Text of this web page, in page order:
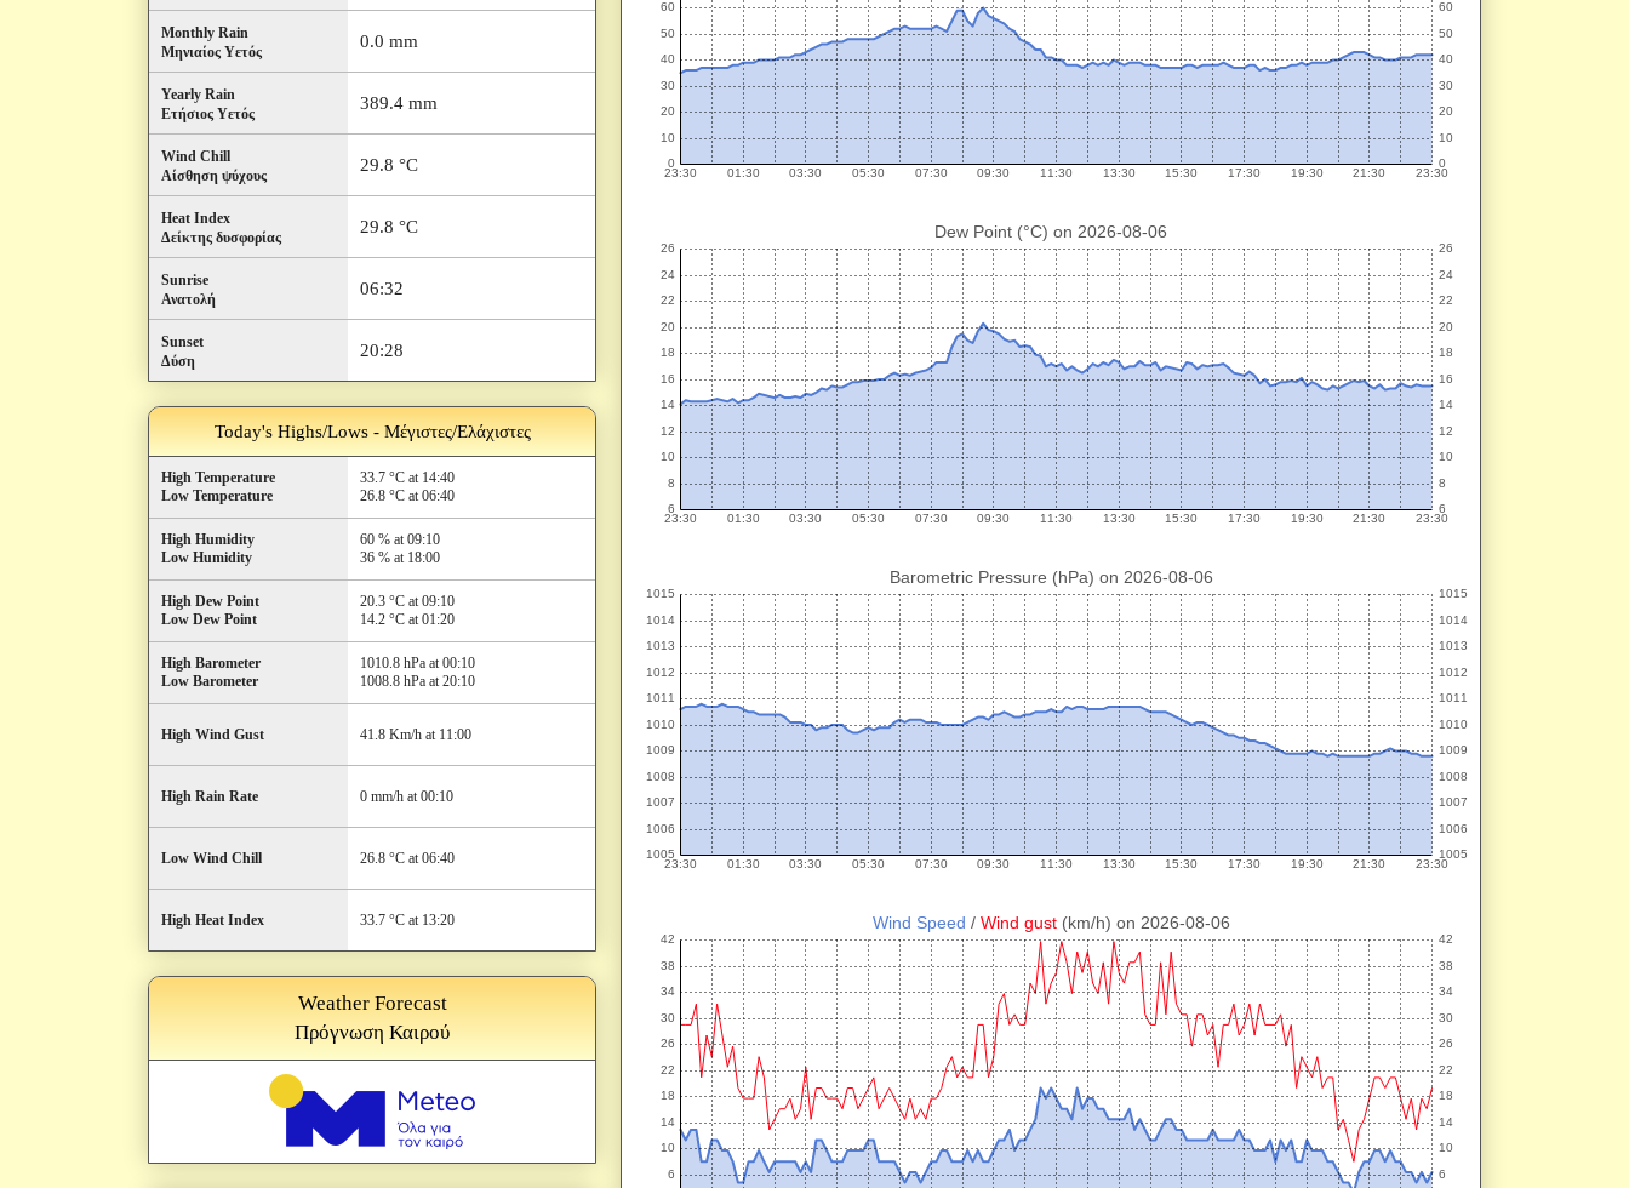
Monthly Rain
Μηνιαίος Υετός
0.0 mm
Yearly Rain
Ετήσιος Υετός
389.4 mm
Wind Chill
Αίσθηση ψύχους
29.8 °C
Heat Index
Δείκτης δυσφορίας
29.8 °C
Sunrise
Ανατολή
06:32
Sunset
Δύση
20:28
Today's Highs/Lows - Μέγιστες/Ελάχιστες
High Temperature
Low Temperature
33.7 °C at 14:40
26.8 °C at 06:40
High Humidity
Low Humidity
60 % at 09:10
36 % at 18:00
High Dew Point
Low Dew Point
20.3 °C at 09:10
14.2 °C at 01:20
High Barometer
Low Barometer
1010.8 hPa at 00:10
1008.8 hPa at 20:10
High Wind Gust 41.8 Km/h at 11:00
High Rain Rate 0 mm/h at 00:10
Low Wind Chill 26.8 °C at 06:40
High Heat Index 33.7 °C at 13:20
Weather Forecast
Πρόγνωση Καιρού